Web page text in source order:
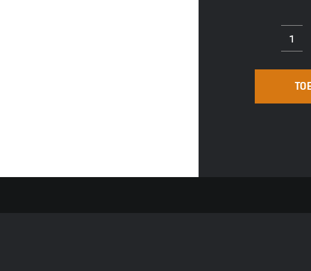
RED
by